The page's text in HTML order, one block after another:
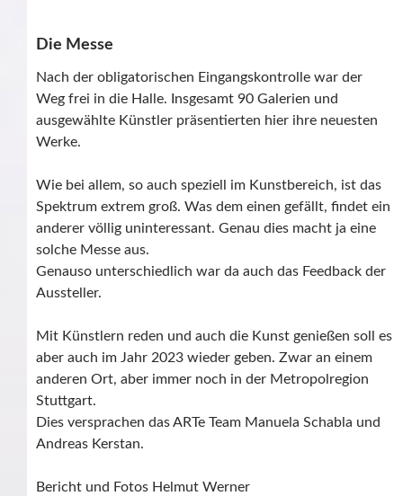
Die Messe
Nach der obligatorischen Eingangskontrolle war der
Weg frei in die Halle. Insgesamt 90 Galerien und
ausgewählte Künstler präsentierten hier ihre neuesten
Werke.
Wie bei allem, so auch speziell im Kunstbereich, ist das
Spektrum extrem groß. Was dem einen gefällt, findet ein
anderer völlig uninteressant. Genau dies macht ja eine
solche Messe aus.
Genauso unterschiedlich war da auch das Feedback der
Aussteller.
Mit Künstlern reden und auch die Kunst genießen soll es
aber auch im Jahr 2023 wieder geben. Zwar an einem
anderen Ort, aber immer noch in der Metropolregion
Stuttgart.
Dies versprachen das ARTe Team Manuela Schabla und
Andreas Kerstan.
Bericht und Fotos Helmut Werner